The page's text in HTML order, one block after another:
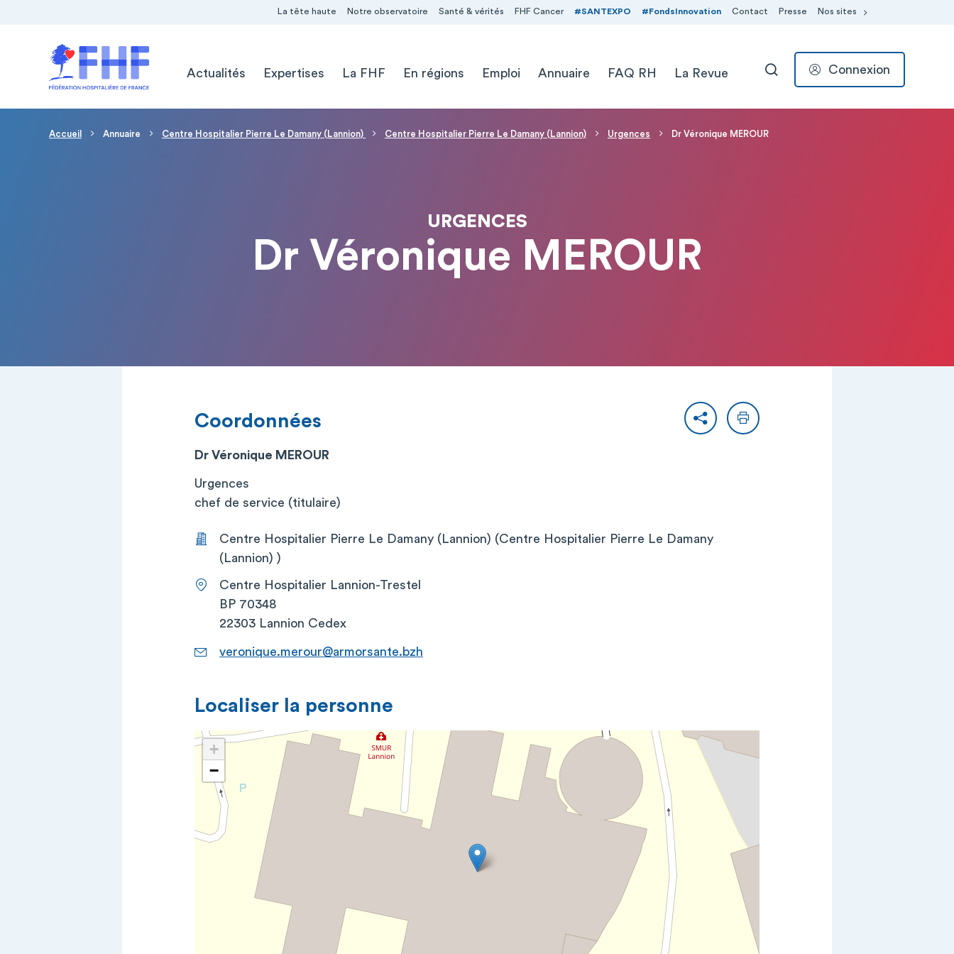
La tête haute Notre observatoire Santé & vérités FHF Cancer #SANTEXPO #FondsInnovation Contact Presse Nos sites
Actualités
Expertises La FHF En régions Emploi Annuaire FAQ RH La Revue RECHERCHER
Connexion
Fil d'Ariane
Accueil Annuaire Centre Hospitalier Pierre Le Damany (Lannion) Centre Hospitalier Pierre Le Damany (Lannion) Urgences Dr Véronique MEROUR
URGENCES
Dr Véronique MEROUR
PartagerImprimer
Coordonnées
Dr Véronique MEROUR
Urgences
chef de service (titulaire)
Centre Hospitalier Pierre Le Damany (Lannion) (Centre Hospitalier Pierre Le Damany
(Lannion) )
Centre Hospitalier Lannion-Trestel
BP 70348
22303 Lannion Cedex
veronique.merour@armorsante.bzh
Localiser la personne
+
−